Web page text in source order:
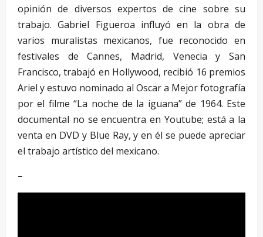
opinión de diversos expertos de cine sobre su
trabajo. Gabriel Figueroa influyó en la obra de
varios muralistas mexicanos, fue reconocido en
festivales de Cannes, Madrid, Venecia y San
Francisco, trabajó en Hollywood, recibió 16 premios
Ariel y estuvo nominado al Oscar a Mejor fotografía
por el filme “La noche de la iguana” de 1964. Este
documental no se encuentra en Youtube; está a la
venta en DVD y Blue Ray, y en él se puede apreciar
el trabajo artístico del mexicano.
–